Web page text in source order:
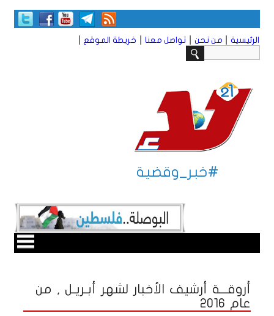
الرئيسية من نحن تواصل معنا خريطة الموقع
#خبر_وقضية
أروقـــة أرشيف الأخبار لشهر أبـريـل , من
عام 2016